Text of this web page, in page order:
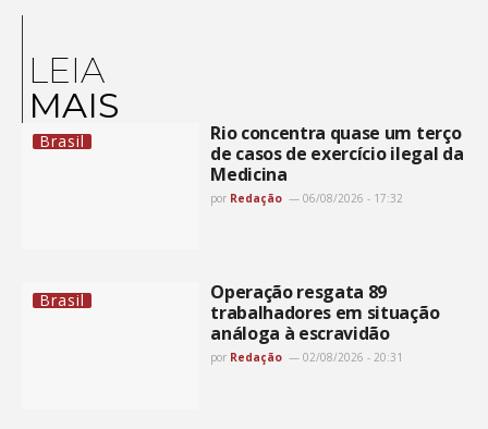
LEIA
MAIS
Brasil
Rio concentra quase um terço
de casos de exercício ilegal da
Medicina
por Redação 06/08/2026 - 17:32
Brasil
Operação resgata 89
trabalhadores em situação
análoga à escravidão
por Redação 02/08/2026 - 20:31